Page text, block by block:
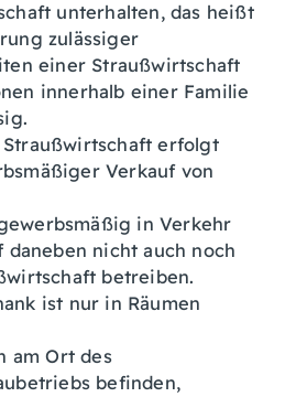
unterhalten, das heißt
zulässiger
einer Straußwirtschaft
innerhalb einer Familie
Straußwirtschaft erfolgt
Verkauf von
in Verkehr
daneben nicht auch noch
betreiben.
ist nur in Räumen
am Ort des
befinden,